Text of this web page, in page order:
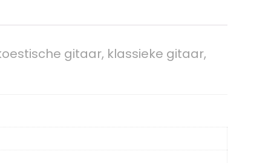
gitaar, klassieke gitaar,